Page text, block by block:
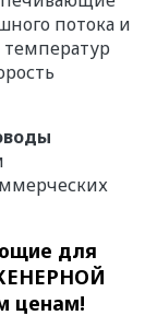
потока и
для
ценам!